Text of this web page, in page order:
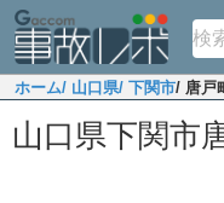
ホーム/ 山口県/ 下関市/ 唐戸
山口県下関市